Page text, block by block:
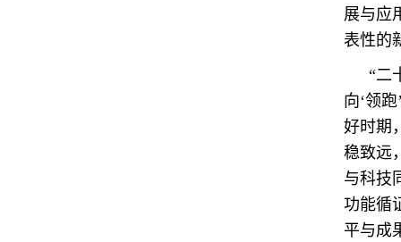
展与应
表性的
“二
向‘领
好时期
稳致远
与科技
功能循
平与成